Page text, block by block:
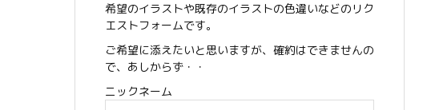
希望のイラストや既存のイラストの色違いなどのリク
エストフォームです。
ご希望に添えたいと思いますが、確約はできませんの
で、あしからず・・
ニックネーム